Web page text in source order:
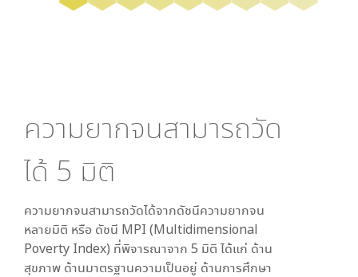
ความยากจนสามารถวัด
ได้ 5 มิติ
ความยากจนสามารถวัดได้จากดัชนีความยากจน
หลายมิติ หรือ ดัชนี MPI (Multidimensional
Poverty Index) ที่พิจารณาจาก 5 มิติ ได้แก่ ด้าน
สุขภาพ ด้านมาตรฐานความเป็นอยู่ ด้านการศึกษา